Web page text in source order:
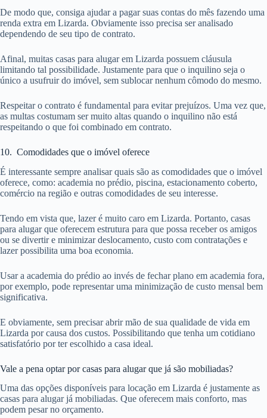
De modo que, consiga ajudar a pagar suas contas do mês fazendo uma
renda extra em Lizarda. Obviamente isso precisa ser analisado
dependendo de seu tipo de contrato.
Afinal, muitas casas para alugar em Lizarda possuem cláusula
limitando tal possibilidade. Justamente para que o inquilino seja o
único a usufruir do imóvel, sem sublocar nenhum cômodo do mesmo.
Respeitar o contrato é fundamental para evitar prejuízos. Uma vez que,
as multas costumam ser muito altas quando o inquilino não está
respeitando o que foi combinado em contrato.
10. Comodidades que o imóvel oferece
É interessante sempre analisar quais são as comodidades que o imóvel
oferece, como: academia no prédio, piscina, estacionamento coberto,
comércio na região e outras comodidades de seu interesse.
Tendo em vista que, lazer é muito caro em Lizarda. Portanto, casas
para alugar que oferecem estrutura para que possa receber os amigos
ou se divertir e minimizar deslocamento, custo com contratações e
lazer possibilita uma boa economia.
Usar a academia do prédio ao invés de fechar plano em academia fora,
por exemplo, pode representar uma minimização de custo mensal bem
significativa.
E obviamente, sem precisar abrir mão de sua qualidade de vida em
Lizarda por causa dos custos. Possibilitando que tenha um cotidiano
satisfatório por ter escolhido a casa ideal.
Vale a pena optar por casas para alugar que já são mobiliadas?
Uma das opções disponíveis para locação em Lizarda é justamente as
casas para alugar já mobiliadas. Que oferecem mais conforto, mas
podem pesar no orçamento.